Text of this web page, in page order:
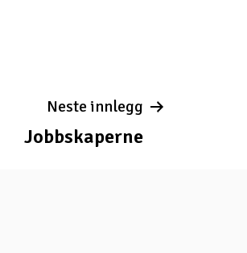
Neste innlegg
Jobbskaperne